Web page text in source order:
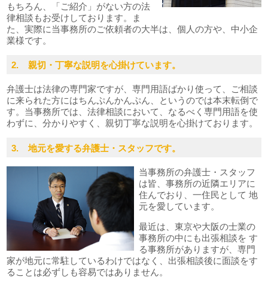
もちろん、「ご紹介」がない方の法
律相談もお受けしております。ま
た、実際に当事務所のご依頼者の大半は、個人の方や、中小企
業様です。
2. 親切・丁寧な説明を心掛けています。
弁護士は法律の専門家ですが、専門用語ばかり使って、ご相談
に来られた方にはちんぷんかんぷん、というのでは本末転倒で
す。当事務所では、法律相談において、なるべく専門用語を使
わずに、分かりやすく、親切丁寧な説明を心掛けております。
3. 地元を愛する弁護士・スタッフです。
当事務所の弁護士・スタッフ
は皆、事務所の近隣エリアに
住んでおり、一住民として 地
元を愛しています。
最近は、東京や大阪の士業の
事務所の中にも出張相談を す
る事務所がありますが、専門
家が地元に常駐しているわけではなく、出張相談後に面談をす
ることは必ずしも容易ではありません。